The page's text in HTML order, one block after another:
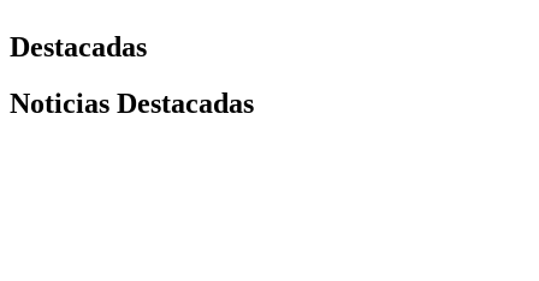
Destacadas
Noticias Destacadas